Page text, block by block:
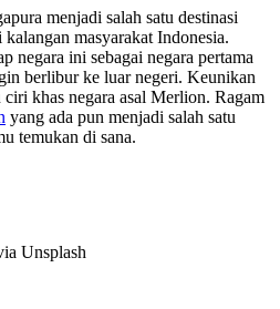
menjadi salah satu destinasi
masyarakat Indonesia.
negara ini sebagai negara pertama
berlibur ke luar negeri. Keunikan
khas negara asal Merlion. Ragam
yang ada pun menjadi salah satu
temukan di sana.
Unsplash